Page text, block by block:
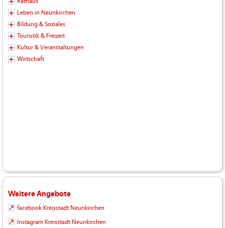
Leben in Neunkirchen
Bildung & Soziales
Touristik & Freizeit
Kultur & Veranstaltungen
Wirtschaft
Weitere Angebote
facebook Kreisstadt Neunkirchen
Instagram Kreisstadt Neunkirchen